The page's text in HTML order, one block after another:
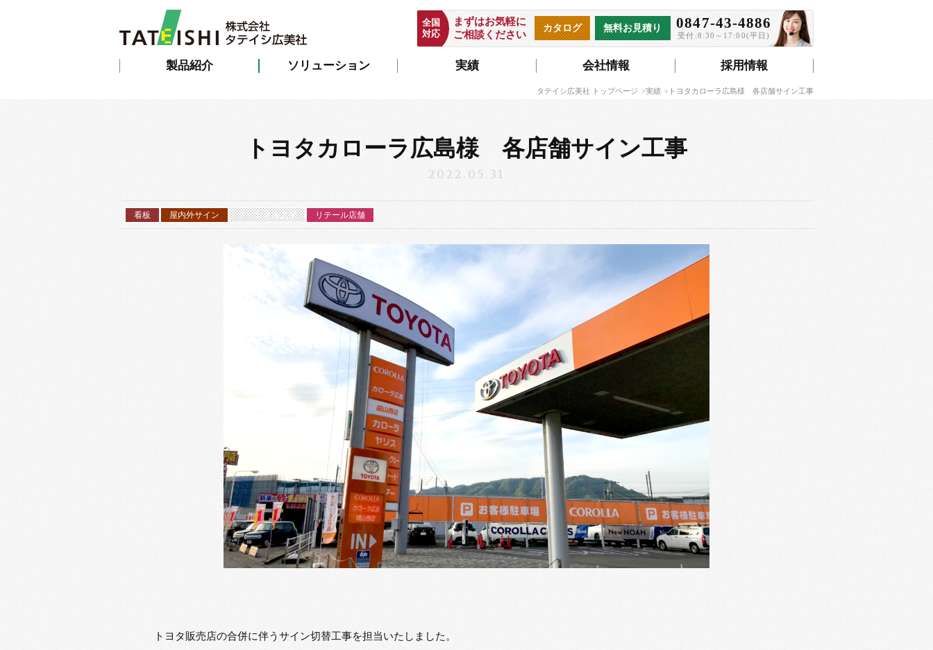
製品紹介 ソリューション 実績 会社情報 採用情報
0847-43-4886
受付:8:30～17:00(平日)
無料お見積り
カタログ
まずはお気軽に
ご相談ください
全国
対応
タテイシ広美社 トップページ 実績 トヨタカローラ広島様 各店舗サイン工事
トヨタカローラ広島様 各店舗サイン工事
2022.05.31
看板 屋内外サイン チャンネル文字 リテール店舗
トヨタ販売店の合併に伴うサイン切替工事を担当いたしました。